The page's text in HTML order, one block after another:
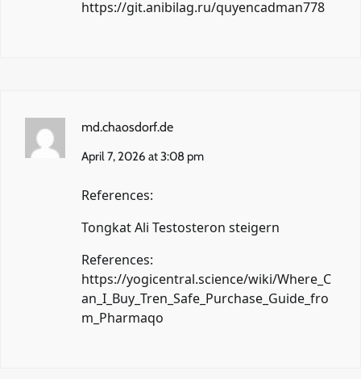
https://git.anibilag.ru/quyencadman778
md.chaosdorf.de
April 7, 2026 at 3:08 pm
References:
Tongkat Ali Testosteron steigern
References:
https://yogicentral.science/wiki/Where_C
an_I_Buy_Tren_Safe_Purchase_Guide_fro
m_Pharmaqo